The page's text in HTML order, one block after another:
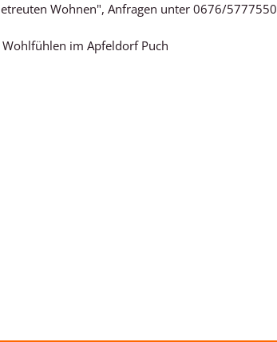
Wohnen", Anfragen unter 0676/5777550
im Apfeldorf Puch